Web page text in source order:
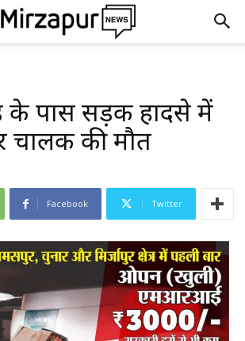
के पास सड़क हादसे में
चालक की मौत
Facebook Twitter